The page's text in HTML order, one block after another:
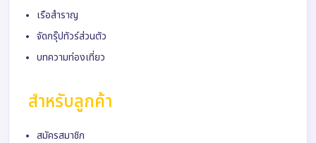
เรือสำราญ
จัดกรุ๊ปทัวร์ส่วนตัว
บทความท่องเที่ยว
สำหรับลูกค้า
สมัครสมาชิก